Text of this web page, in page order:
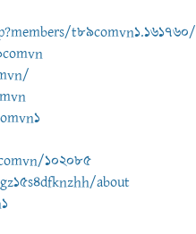
t89comvn1.161760/
102085
about